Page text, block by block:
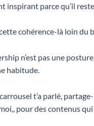
inspirant parce qu’il
cette cohérence-là loin
n’est pas une
habitude.
t’a parlé,
pour des contenus